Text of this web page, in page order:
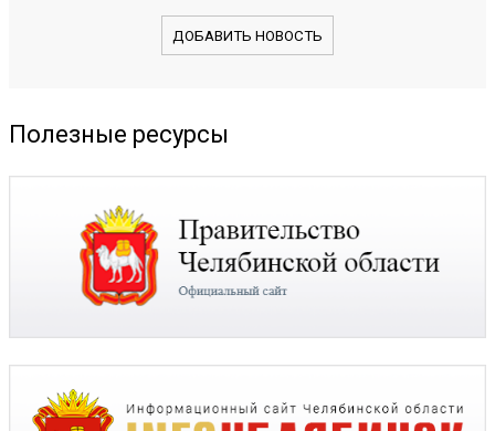
ДОБАВИТЬ НОВОСТЬ
Полезные ресурсы